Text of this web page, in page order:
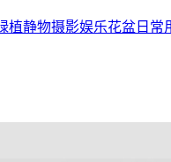
植静物摄影娱乐花盆 日常